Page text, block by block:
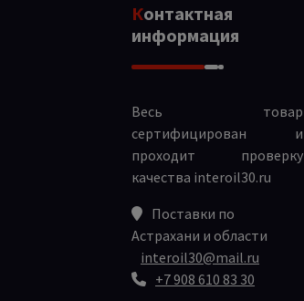
Контактная
информация
Весь товар
сертифицирован и
проходит проверку
качества interoil30.ru
Поставки по
Астрахани и области
interoil30@mail.ru
+7 908 610 83 30